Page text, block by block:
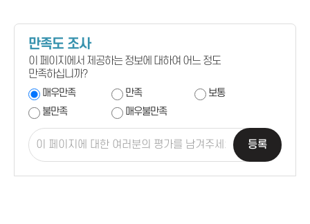
만족도 조사
이 페이지에서 제공하는 정보에 대하여 어느 정도
만족하십니까?
매우만족 만족
보통
불만족
매우불만족
등록